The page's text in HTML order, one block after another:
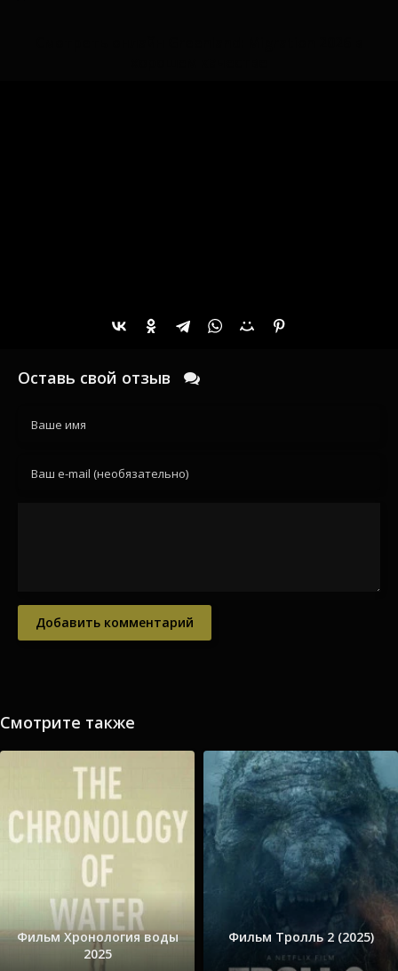
Оставь свой отзыв
Добавить комментарий
Смотрите также
Фильм Хронология воды
2025
Фильм Тролль 2 (2025)